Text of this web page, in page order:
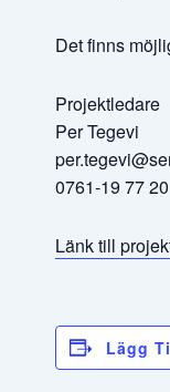
Det finns
Projektledare
Per Tegevi
0761-19 77 20
Länk till
Lägg